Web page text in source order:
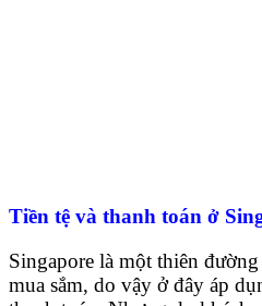
Tiền tệ và thanh toán ở
Singapore là một thiên
mua sắm, do vậy ở đây áp